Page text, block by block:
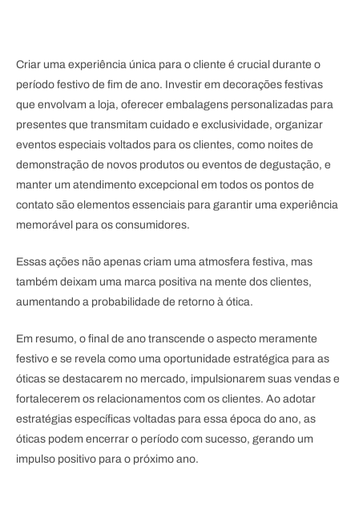
Criar uma experiência única para o cliente é crucial durante o
período festivo de fim de ano. Investir em decorações festivas
que envolvam a loja, oferecer embalagens personalizadas para
presentes que transmitam cuidado e exclusividade, organizar
eventos especiais voltados para os clientes, como noites de
demonstração de novos produtos ou eventos de degustação, e
manter um atendimento excepcional em todos os pontos de
contato são elementos essenciais para garantir uma experiência
memorável para os consumidores.
Essas ações não apenas criam uma atmosfera festiva, mas
também deixam uma marca positiva na mente dos clientes,
aumentando a probabilidade de retorno à ótica.
Em resumo, o final de ano transcende o aspecto meramente
festivo e se revela como uma oportunidade estratégica para as
óticas se destacarem no mercado, impulsionarem suas vendas e
fortalecerem os relacionamentos com os clientes. Ao adotar
estratégias específicas voltadas para essa época do ano, as
óticas podem encerrar o período com sucesso, gerando um
impulso positivo para o próximo ano.